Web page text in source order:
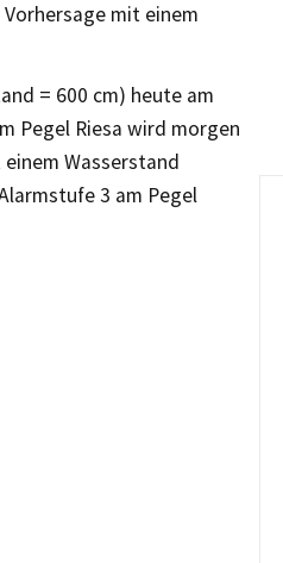
mit einem
= 600 cm) heute am
Pegel Riesa wird morgen
Wasserstand
3 am Pegel